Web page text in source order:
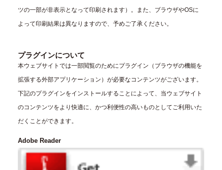
ツの一部が非表示となって印刷されます）。また、ブラウザやOSに
よって印刷結果は異なりますので、予めご了承ください。
プラグインについて
本ウェブサイトでは一部閲覧のためにプラグイン（ブラウザの機能を
拡張する外部アプリケーション）が必要なコンテンツがございます。
下記のプラグインをインストールすることによって、当ウェブサイト
のコンテンツをより快適に、かつ利便性の高いものとしてご利用いた
だくことができます。
Adobe Reader